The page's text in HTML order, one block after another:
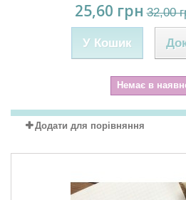
25,60 грн 32,00
У Кошик
Немає в
Додати для порівняння